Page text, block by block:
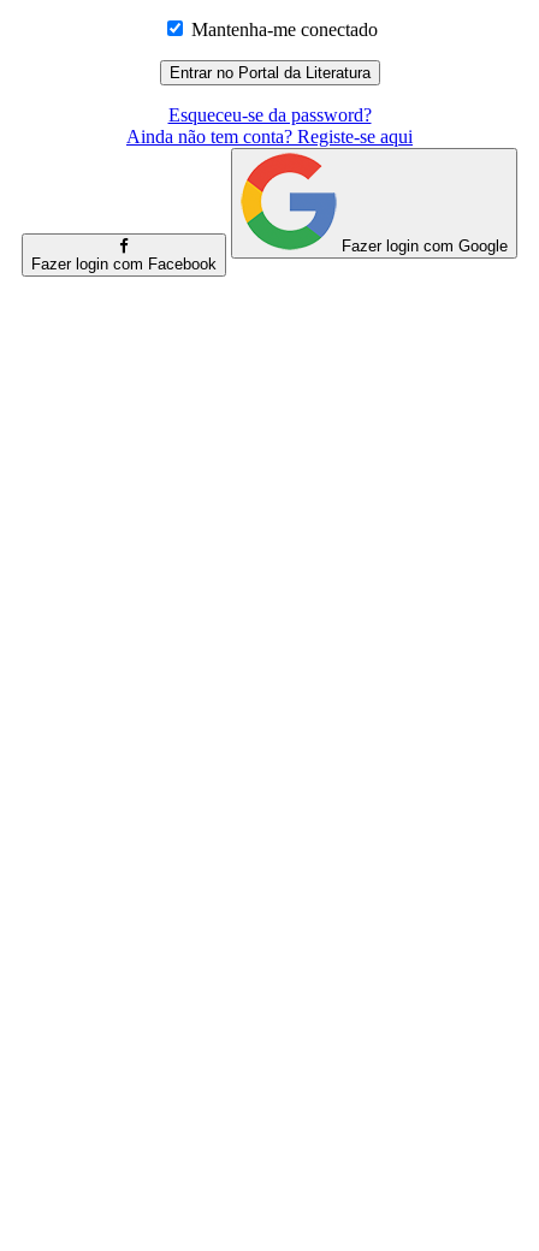
Mantenha-me conectado
Esqueceu-se da password?
Ainda não tem conta? Registe-se aqui
Fazer login com Facebook
Fazer login com Google